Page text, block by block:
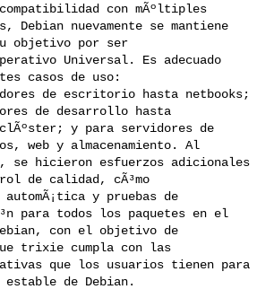
con mÃºltiples
Debian nuevamente se mantiene
objetivo por ser
Universal. Es adecuado
casos de uso:
de escritorio hasta netbooks;
de desarrollo hasta
y para servidores de
web y almacenamiento. Al
se hicieron esfuerzos adicionales
de calidad, cÃ³mo
y pruebas de
para todos los paquetes en el
con el objetivo de
trixie cumpla con las
que los usuarios tienen para
estable de Debian.